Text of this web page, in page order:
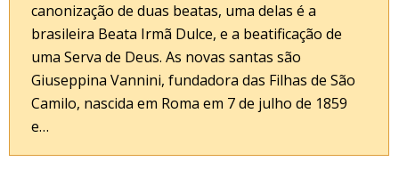
canonização de duas beatas, uma delas é a
brasileira Beata Irmã Dulce, e a beatificação de
uma Serva de Deus. As novas santas são
Giuseppina Vannini, fundadora das Filhas de São
Camilo, nascida em Roma em 7 de julho de 1859
e…